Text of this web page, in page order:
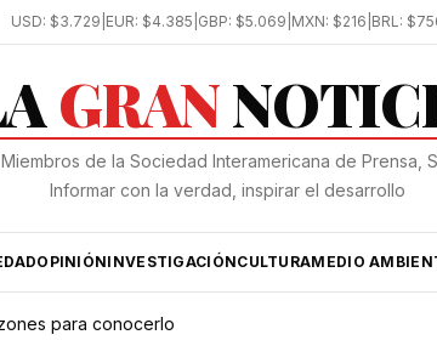
USD: $3.729 EUR: $4.385 GBP: $5.069 MXN: $216 BRL:
GRAN
Miembros de la Sociedad Interamericana de Prensa,
Informar con la verdad, inspirar el desarrollo
OPINIÓNINVESTIGACIÓNCULTURAMEDIO
para conocerlo